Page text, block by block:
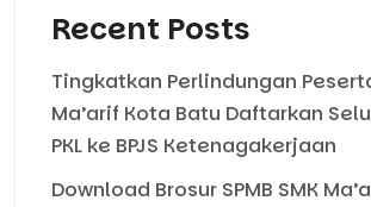
Recent Posts
Tingkatkan Perlindungan
Ma’arif Kota Batu Daftarkan
PKL ke BPJS Ketenagakerjaan
Download Brosur SPMB SMK